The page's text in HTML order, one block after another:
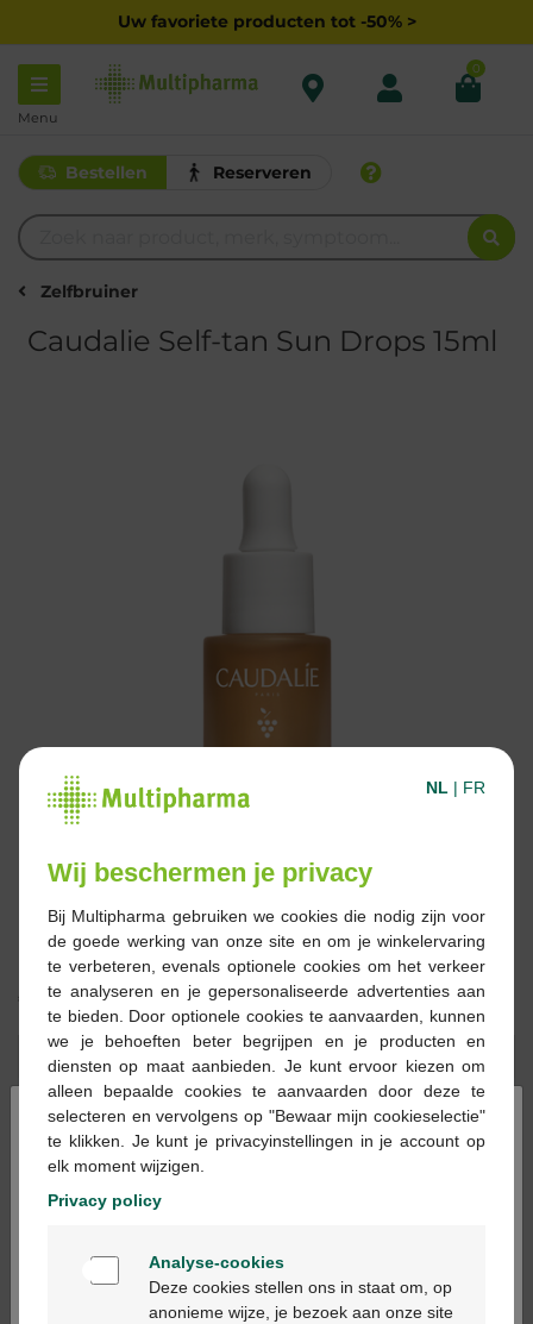
Uw favoriete producten tot -50% >
Menu
0
Bestellen Reserveren
Zelfbruiner
Caudalie Self-tan Sun Drops 15ml
€ 15,99
Bestellen Reserveren
Op voorraad online
- +
Op werkdagen vóór 12u besteld, volgende
werkdag geleverd
×
Bienvenue
NL | FR
Wij beschermen je privacy
Bij Multipharma gebruiken we cookies die nodig zijn voor
de goede werking van onze site en om je winkelervaring
te verbeteren, evenals optionele cookies om het verkeer
te analyseren en je gepersonaliseerde advertenties aan
te bieden. Door optionele cookies te aanvaarden, kunnen
we je behoeften beter begrijpen en je producten en
diensten op maat aanbieden. Je kunt ervoor kiezen om
alleen bepaalde cookies te aanvaarden door deze te
selecteren en vervolgens op "Bewaar mijn cookieselectie"
te klikken. Je kunt je privacyinstellingen in je account op
elk moment wijzigen.
Privacy policy
Analyse-cookies
Deze cookies stellen ons in staat om, op
anonieme wijze, je bezoek aan onze site